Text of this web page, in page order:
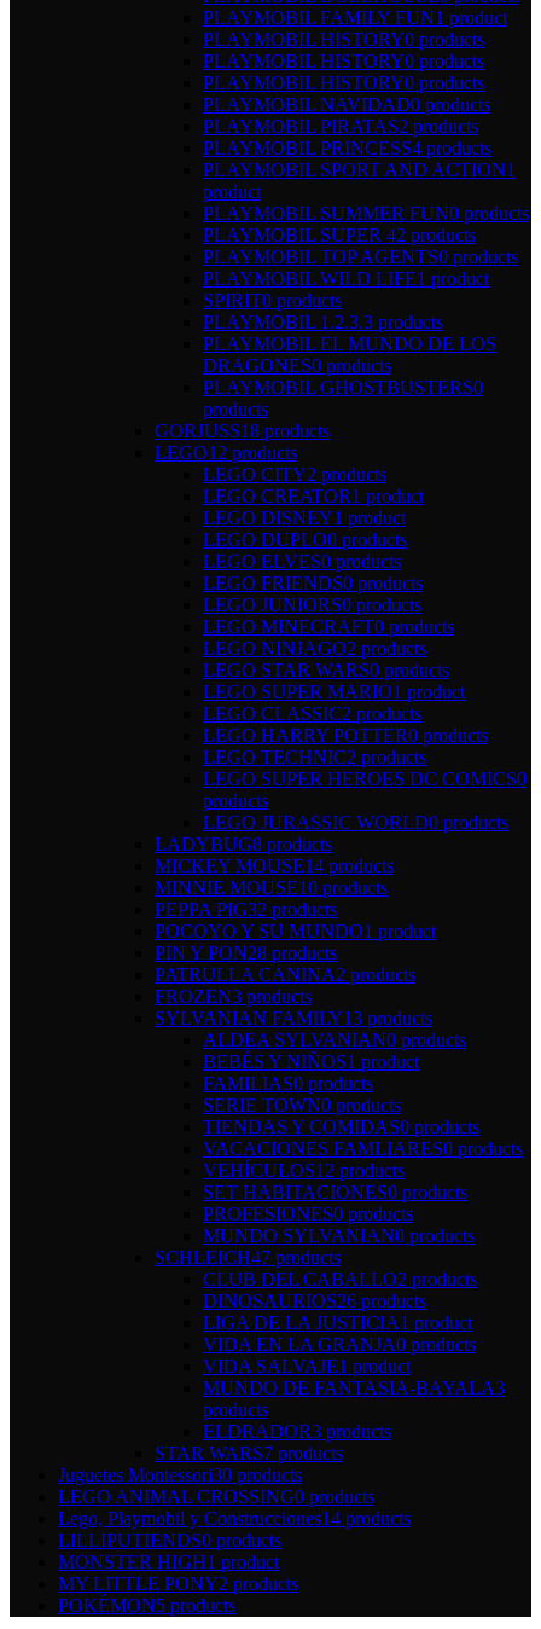
PLAYMOBIL FAMILY FUN1 product
PLAYMOBIL HISTORY0 products
PLAYMOBIL HISTORY0 products
PLAYMOBIL HISTORY0 products
PLAYMOBIL NAVIDAD0 products
PLAYMOBIL PIRATAS2 products
PLAYMOBIL PRINCESS4 products
PLAYMOBIL SPORT AND ACTION1
product
PLAYMOBIL SUMMER FUN0 products
PLAYMOBIL SUPER 42 products
PLAYMOBIL TOP AGENTS0 products
PLAYMOBIL WILD LIFE1 product
SPIRIT0 products
PLAYMOBIL 1.2.3.3 products
PLAYMOBIL EL MUNDO DE LOS
DRAGONES0 products
PLAYMOBIL GHOSTBUSTERS0
products
GORJUSS18 products
LEGO12 products
LEGO CITY2 products
LEGO CREATOR1 product
LEGO DISNEY1 product
LEGO DUPLO0 products
LEGO ELVES0 products
LEGO FRIENDS0 products
LEGO JUNIORS0 products
LEGO MINECRAFT0 products
LEGO NINJAGO2 products
LEGO STAR WARS0 products
LEGO SUPER MARIO1 product
LEGO CLASSIC2 products
LEGO HARRY POTTER0 products
LEGO TECHNIC2 products
LEGO SUPER HEROES DC COMICS0
products
LEGO JURASSIC WORLD0 products
LADYBUG8 products
MICKEY MOUSE14 products
MINNIE MOUSE10 products
PEPPA PIG32 products
POCOYO Y SU MUNDO1 product
PIN Y PON28 products
PATRULLA CANINA2 products
FROZEN3 products
SYLVANIAN FAMILY13 products
ALDEA SYLVANIAN0 products
BEBÉS Y NIÑOS1 product
FAMILIAS0 products
SERIE TOWN0 products
TIENDAS Y COMIDAS0 products
VACACIONES FAMLIARES0 products
VEHÍCULOS12 products
SET HABITACIONES0 products
PROFESIONES0 products
MUNDO SYLVANIAN0 products
SCHLEICH47 products
CLUB DEL CABALLO2 products
DINOSAURIOS26 products
LIGA DE LA JUSTICIA1 product
VIDA EN LA GRANJA0 products
VIDA SALVAJE1 product
MUNDO DE FANTASIA-BAYALA3
products
ELDRADOR3 products
STAR WARS7 products
Juguetes Montessori30 products
LEGO ANIMAL CROSSING0 products
Lego, Playmobil y Construcciones14 products
LILLIPUTIENDS0 products
MONSTER HIGH1 product
MY LITTLE PONY2 products
POKÉMON5 products